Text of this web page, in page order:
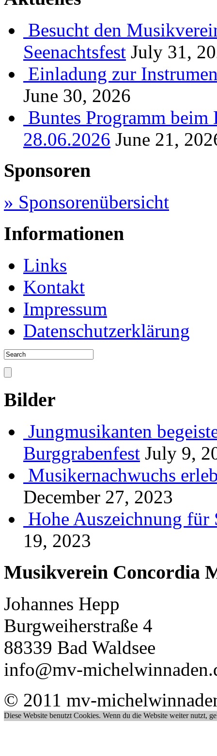
Besucht den
Seenachtsfest July 31,
Einladung zur
June 30, 2026
Buntes Programm
28.06.2026 June 21,
Sponsoren
» Sponsorenübersicht
Informationen
Links
Kontakt
Impressum
Datenschutzerklärung
Bilder
Jungmusikanten
Burggrabenfest July 9,
Musikernachwuchs
December 27, 2023
Hohe Auszeichnung für
19, 2023
Musikverein Concordia
Johannes Hepp
Burgweiherstraße 4
88339 Bad Waldsee
info@mv-
© 2011 mv-
Diese Website benutzt Cookies. Wenn du die Website weiter nutzt,